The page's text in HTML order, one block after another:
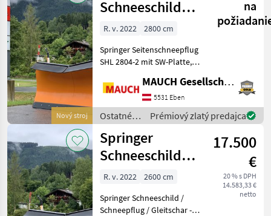
AKTUÁLNA
CESTA
poľnohospodárska
technika
Ostatne
Traktorove
Komponenty
Snehovy
Springer
VYBRAŤ
KATEGÓRIU
Springer
Resetovať
Zobraziť 5
výsledkov
Nový stroj
Schneeschild
SHL 2804-2
na
R. v. 2022
2800 cm
Springer Seitenschneepflug
SHL 2804-2 mit SW-Platte,
Pflugbreite VS-Schiene /
Seitl. Bauch: 2800 /
3050mm, Pflughöhe mitte /
rechts: 1150 /1285mm
MAUCH Gesellschaft m.b.H. & Co.KG, Eben
5531 Eben
Ostatné
traktorové
komponenty
/ Springer
Prémiový zlatý predajca
Springer
Schneeschild
SHL 3004-2
17.500
€
20 % s DPH
14.583,33 €
netto
R. v. 2022
2600 cm
Springer Schneeschild /
Schneepflug / Gleitschar -